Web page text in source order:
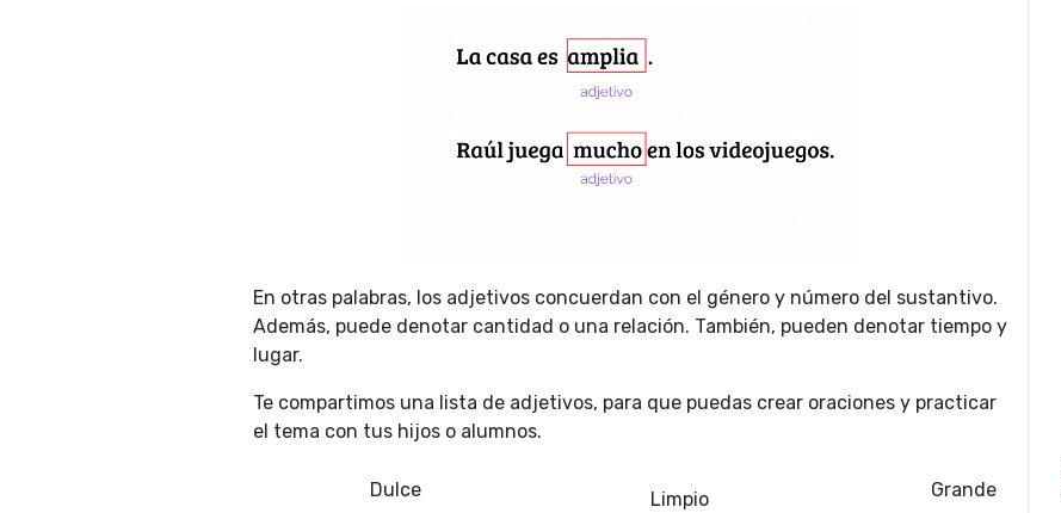
En otras palabras, los adjetivos concuerdan con el género y número del sustantivo.
Además, puede denotar cantidad o una relación. También, pueden denotar tiempo y
lugar.
Te compartimos una lista de adjetivos, para que puedas crear oraciones y practicar
el tema con tus hijos o alumnos.
Dulce Limpio Grande